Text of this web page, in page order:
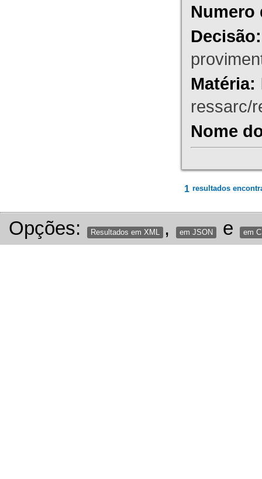
Numero
Decisão:
Matéria:
ressarc/
Nome
1 resultados
Opções: Resultados em XML , em JSON e em